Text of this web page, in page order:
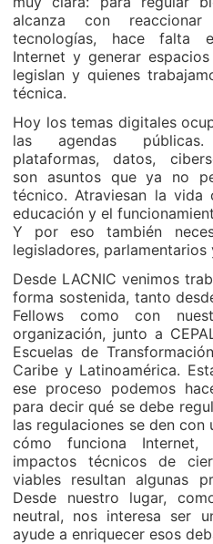
alcanza con
tecnologías, hace falta
Internet y generar
legislan y quienes
técnica.
Hoy los temas digitales
las agendas
plataformas, datos,
son asuntos que ya no
técnico. Atraviesan la vida
educación y el
Y por eso también
legisladores,
Desde LACNIC venimos
forma sostenida, tanto
Fellows como con
organización, junto a
Escuelas de
Caribe y Latinoamérica.
ese proceso podemos
para decir qué se debe
las regulaciones se den
cómo funciona
impactos técnicos de
viables resultan algunas
Desde nuestro lugar,
neutral, nos interesa ser
ayude a enriquecer esos